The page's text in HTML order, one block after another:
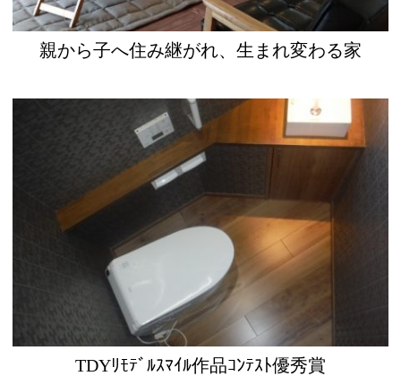
親から子へ住み継がれ、生まれ変わる家
TDYﾘﾓﾃﾞﾙｽﾏｲﾙ作品ｺﾝﾃｽﾄ優秀賞